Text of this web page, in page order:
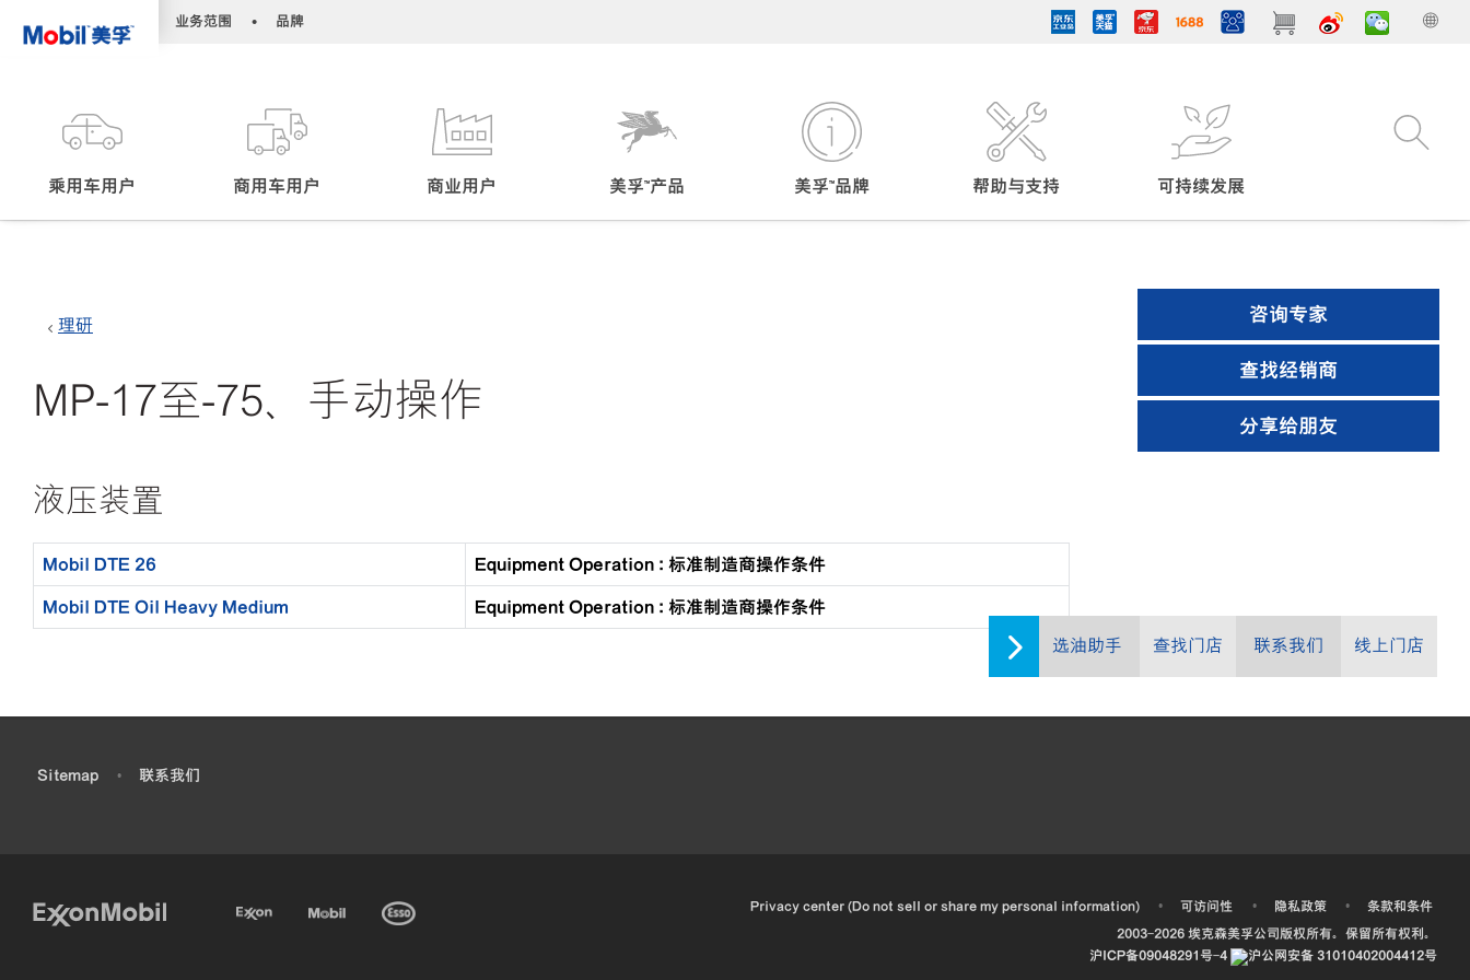
业务范围 • 品牌
乘用车用户 商用车用户 商业用户 美孚™产品 美孚™品牌 帮助与支持 可持续发展
选油助手 查找门店 联系我们 线上门店
理研
MP-17至-75、手动操作
液压装置
Mobil DTE 26 Equipment Operation : 标准制造商操作条件
Mobil DTE Oil Heavy Medium Equipment Operation : 标准制造商操作条件
咨询专家
查找经销商
分享给朋友
Sitemap • 联系我们
Privacy center (Do not sell or share my personal information) • 可访问性 • 隐私政策 •
条款和条件
2003-2026 埃克森美孚公司版权所有。保留所有权利。
沪ICP备09048291号-4
沪公网安备 31010402004412号